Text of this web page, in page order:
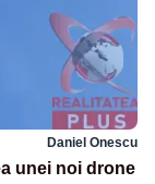
Daniel Onescu
unei noi drone